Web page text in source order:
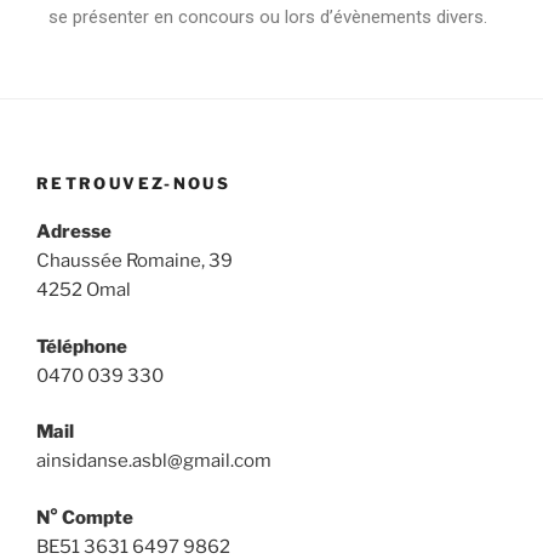
se présenter en concours ou lors d’évènements divers.
RETROUVEZ-NOUS
Adresse
Chaussée Romaine, 39
4252 Omal
Téléphone
0470 039 330
Mail
ainsidanse.asbl@gmail.com
N° Compte
BE51 3631 6497 9862